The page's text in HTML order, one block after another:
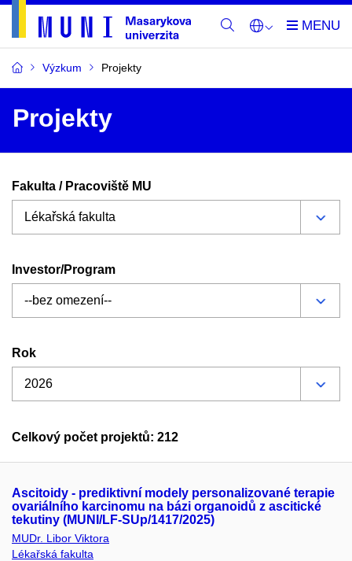
Výzkum Projekty
Projekty
Fakulta / Pracoviště MU
Investor/Program
Rok
Celkový počet projektů: 212
Ascitoidy - prediktivní modely personalizované terapie
ovariálního karcinomu na bázi organoidů z ascitické
tekutiny (MUNI/LF-SUp/1417/2025)
MUDr. Libor Viktora
Lékařská fakulta